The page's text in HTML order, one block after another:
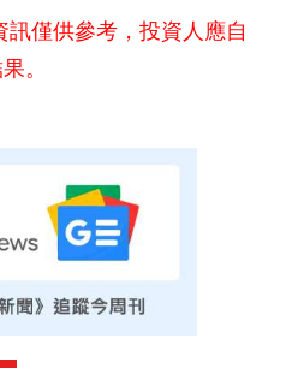
僅供參考，投資人應自
。